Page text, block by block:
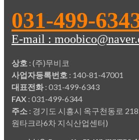
031-499-
E-mail :
상호 : (주)무비코
사업자등록번호 : 140-81-47001
대표전화: 031-499-6343
FAX : 031-499-6344
주소 : 경기도 시흥시 옥구천동로
원타크라6차 지식산업센터)